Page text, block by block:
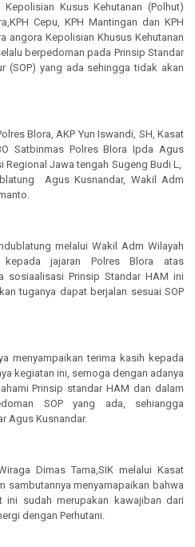
Kusus Kehutanan (Polhut)
Cepu, KPH Mantingan dan KPH
angora Kepolisian Khusus Kehutanan
berpedoman pada Prinsip Standar
(SOP) yang ada sehingga tidak akan
Blora, AKP Yun Iswandi, SH, Kasat
Satbinmas Polres Blora Ipda Agus
Regional Jawa tengah Sugeng Budi L,
Agus Kusnandar, Wakil Adm
melalui Wakil Adm Wilayah
kepada jajaran Polres Blora atas
sosiaalisasi Prinsip Standar HAM ini
tuganya dapat berjalan sesuai SOP
menyampaikan terima kasih kepada
kegiatan ini, semoga dengan adanya
Prinsip standar HAM dan dalam
SOP yang ada, sehiangga
Agus Kusnandar.
Dimas Tama,SIK melalui Kasat
sambutannya menyamapaikan bahwa
ini sudah merupakan kawajiban dari
dengan Perhutani.